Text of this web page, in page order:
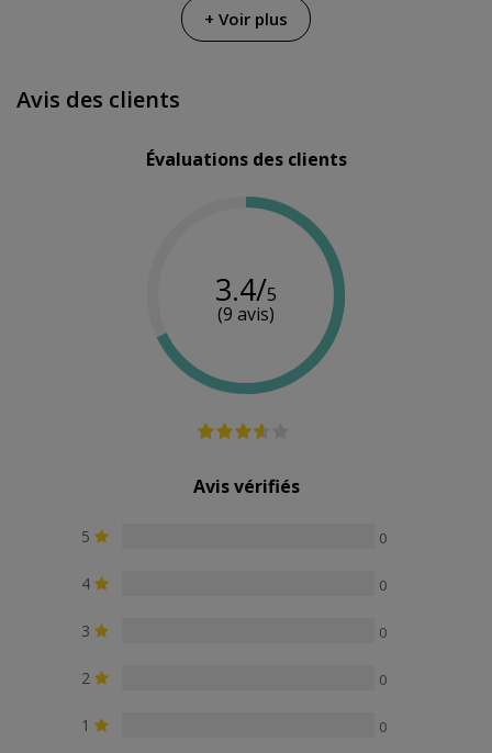
Bleu -
Quantité
+ Voir plus
Avis des clients
Évaluations des clients
3.4/5
(9 avis)
Avis vérifiés
5 0
4 0
3 0
2 0
1 0